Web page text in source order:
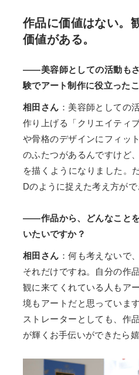
作品に価値はない。
価値がある。
――美容師としての活動も
験でアート制作に役立った
相田さん ：美容師としての
作り上げる「クリエイティ
や骨格のデザインにフィッ
のふたつがあるんですけど
を描くようになりました。
Dのように捉えた考え方がで
――作品から、どんなこと
いたいですか？
相田さん ：何も考えないで
それだけですね。自分の作
観に来てくれている人もア
境もアートだと思っていま
ストレーターとしても、作
が輝くお手伝いができたら嬉